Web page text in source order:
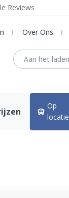
Reviews
Over Ons
Op
locatie